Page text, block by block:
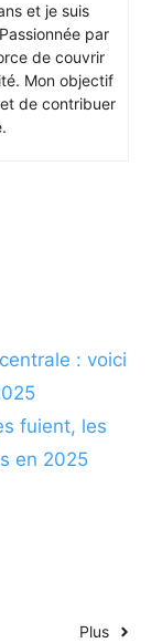
et je suis
par
de couvrir
Mon objectif
de contribuer
: voici
fuient, les
en 2025
Plus